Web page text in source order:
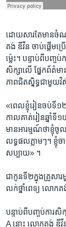
ដោយ​សារតែ​មាន​ចំណ
គង់ ឌីវីន ចាប់​ផ្តើមប្
ម្ល៉េះ។​ ​បន្ទាប់​ពី​បញ្ច
សិក្សា​លើ​ ផ្នែក​ព័ត៌មា
ភាព​ជិត​ស្និទ្ធជាមួយ​
«ពេល​ខ្ញុំ​រៀន​ចប់​ទី១
កាល​គាត់​រៀនឆ្នាំ​
មាន​អារម្មណ៍​ថា​ខ្ញុំ​ចូ
លទ្ធផល​ភ្លាមៗ។ ខ្ញុំ​
សប្បាយ» ។​
ជា​កូន​ទី​២​ក្នុង​គ្រួសា
លក់​ថ្នាំ​ពេទ្យ លោក​គ
បន្ទាប់​ពី​បញ្ចប់​ការ​
A នោះ​ លោក​គង់ ឌីវី